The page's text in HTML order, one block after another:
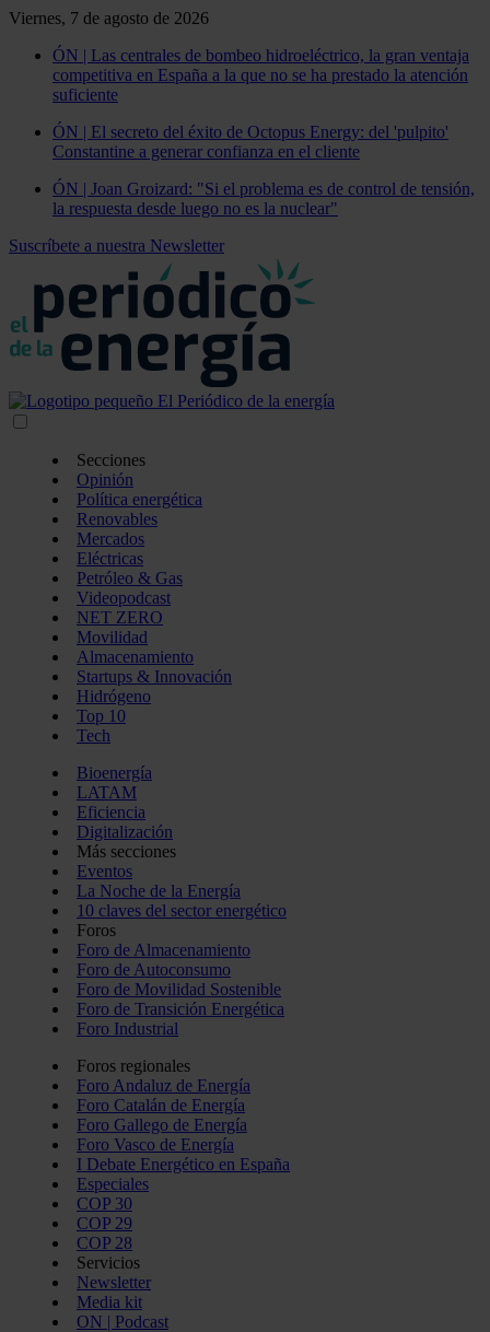
Viernes, 7 de agosto de 2026
ÓN | Las centrales de bombeo hidroeléctrico, la gran ventaja
competitiva en España a la que no se ha prestado la atención
suficiente
ÓN | El secreto del éxito de Octopus Energy: del 'pulpito'
Constantine a generar confianza en el cliente
ÓN | Joan Groizard: "Si el problema es de control de tensión,
la respuesta desde luego no es la nuclear"
Suscríbete a nuestra Newsletter
Secciones
Opinión
Política energética
Renovables
Mercados
Eléctricas
Petróleo & Gas
Videopodcast
NET ZERO
Movilidad
Almacenamiento
Startups & Innovación
Hidrógeno
Top 10
Tech
Bioenergía
LATAM
Eficiencia
Digitalización
Más secciones
Eventos
La Noche de la Energía
10 claves del sector energético
Foros
Foro de Almacenamiento
Foro de Autoconsumo
Foro de Movilidad Sostenible
Foro de Transición Energética
Foro Industrial
Foros regionales
Foro Andaluz de Energía
Foro Catalán de Energía
Foro Gallego de Energía
Foro Vasco de Energía
I Debate Energético en España
Especiales
COP 30
COP 29
COP 28
Servicios
Newsletter
Media kit
ON | Podcast